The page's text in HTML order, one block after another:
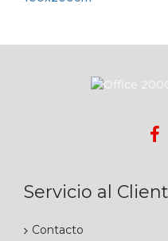
Servicio al
Contacto